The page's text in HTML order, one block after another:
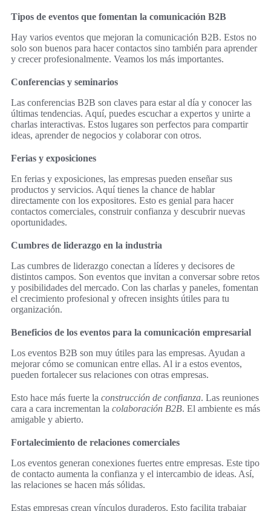
Tipos de eventos que fomentan la comunicación B2B
Hay varios eventos que mejoran la comunicación B2B. Estos no
solo son buenos para hacer contactos sino también para aprender
y crecer profesionalmente. Veamos los más importantes.
Conferencias y seminarios
Las conferencias B2B son claves para estar al día y conocer las
últimas tendencias. Aquí, puedes escuchar a expertos y unirte a
charlas interactivas. Estos lugares son perfectos para compartir
ideas, aprender de negocios y colaborar con otros.
Ferias y exposiciones
En ferias y exposiciones, las empresas pueden enseñar sus
productos y servicios. Aquí tienes la chance de hablar
directamente con los expositores. Esto es genial para hacer
contactos comerciales, construir confianza y descubrir nuevas
oportunidades.
Cumbres de liderazgo en la industria
Las cumbres de liderazgo conectan a líderes y decisores de
distintos campos. Son eventos que invitan a conversar sobre retos
y posibilidades del mercado. Con las charlas y paneles, fomentan
el crecimiento profesional y ofrecen insights útiles para tu
organización.
Beneficios de los eventos para la comunicación empresarial
Los eventos B2B son muy útiles para las empresas. Ayudan a
mejorar cómo se comunican entre ellas. Al ir a estos eventos,
pueden fortalecer sus relaciones con otras empresas.
Esto hace más fuerte la construcción de confianza. Las reuniones
cara a cara incrementan la colaboración B2B. El ambiente es más
amigable y abierto.
Fortalecimiento de relaciones comerciales
Los eventos generan conexiones fuertes entre empresas. Este tipo
de contacto aumenta la confianza y el intercambio de ideas. Así,
las relaciones se hacen más sólidas.
Estas empresas crean vínculos duraderos. Esto facilita trabajar